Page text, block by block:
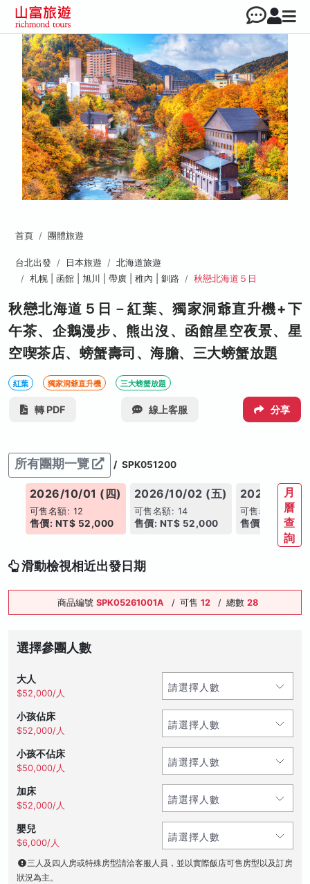
首頁 團體旅遊
台北出發 日本旅遊
北海道旅遊
札幌 | 函館 | 旭川 | 帶廣 | 稚內 | 釧路
秋戀北海道５日
秋戀北海道５日－紅葉、獨家洞爺直升機+下
午茶、企鵝漫步、熊出沒、函館星空夜景、星
空喫茶店、螃蟹壽司、海膽、三大螃蟹放題
紅葉 獨家洞爺直升機 三大螃蟹放題
轉 PDF 線上客服 分享
所有團期一覽 / SPK051200
2026/10/01 (四)
可售名額: 12
售價: NT$ 52,000
2026/10/02 (五)
可售名額: 14
售價: NT$ 52,000
2026/10/
可售名額: 11
售價: NT$
月
曆
查
詢
滑動檢視相近出發日期
商品編號 SPK05261001A / 可售 12 / 總數 28
選擇參團人數
大人
$52,000/人
小孩佔床
$52,000/人
小孩不佔床
$50,000/人
加床
$52,000/人
嬰兒
$6,000/人
三人及四人房或特殊房型請洽客服人員，並以實際飯店可售房型以及訂房
狀況為主。